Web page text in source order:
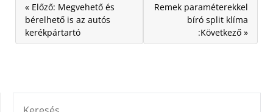
« Előző: Megvehető és
bérelhető is az autós
kerékpártartó
Remek paraméterekkel
bíró split klíma
:Következő »